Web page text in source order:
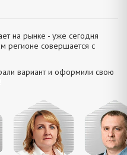
на рынке - уже сегодня
регионе совершается с
вариант и оформили свою